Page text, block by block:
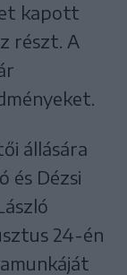
kapott
részt. A
állására
és Dézsi
24-én